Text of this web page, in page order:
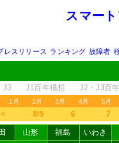
スマー
レスリリース ランキング 故障者
J3 J1百年構想 J2・J3百
1月 2月 3月 4月 5月
＜ 8/5 6 7
山形 福島
いわき